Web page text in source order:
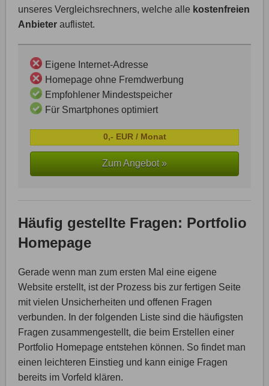
unseres Vergleichsrechners, welche alle kostenfreien
Anbieter auflistet.
Eigene Internet-Adresse
Homepage ohne Fremdwerbung
Empfohlener Mindestspeicher
Für Smartphones optimiert
0,- EUR / Monat
Zum Angebot »
Häufig gestellte Fragen: Portfolio
Homepage
Gerade wenn man zum ersten Mal eine eigene
Website erstellt, ist der Prozess bis zur fertigen Seite
mit vielen Unsicherheiten und offenen Fragen
verbunden. In der folgenden Liste sind die häufigsten
Fragen zusammengestellt, die beim Erstellen einer
Portfolio Homepage entstehen können. So findet man
einen leichteren Einstieg und kann einige Fragen
bereits im Vorfeld klären.